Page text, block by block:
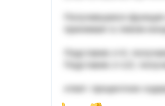
Получившаяся
Подставив z=0,
ответ: процентное